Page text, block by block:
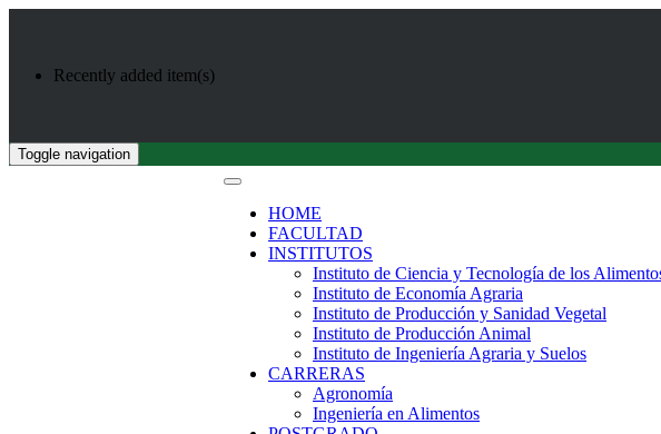
Recently added item(s)
Toggle navigation
HOME
FACULTAD
INSTITUTOS
Instituto de Ciencia y Tecnología de los
Instituto de Economía Agraria
Instituto de Producción y Sanidad Vegetal
Instituto de Producción Animal
Instituto de Ingeniería Agraria y Suelos
CARRERAS
Agronomía
Ingeniería en Alimentos